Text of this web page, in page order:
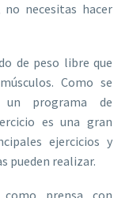
necesitas hacer
de peso libre que
Como se
un programa de
es una gran
ejercicios y
pueden realizar.
prensa con